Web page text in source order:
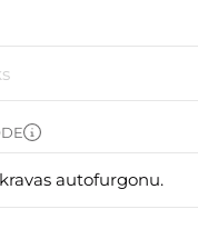
autofurgonu.